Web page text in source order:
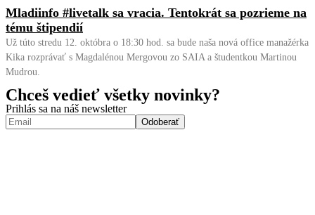
Mladiinfo #livetalk sa vracia. Tentokrát sa pozrieme na
tému štipendií
Už túto stredu 12. októbra o 18:30 hod. sa bude naša nová office manažérka
Kika rozprávať s Magdalénou Mergovou zo SAIA a študentkou Martinou
Mudrou.
Chceš vedieť všetky novinky?
Prihlás sa na náš newsletter